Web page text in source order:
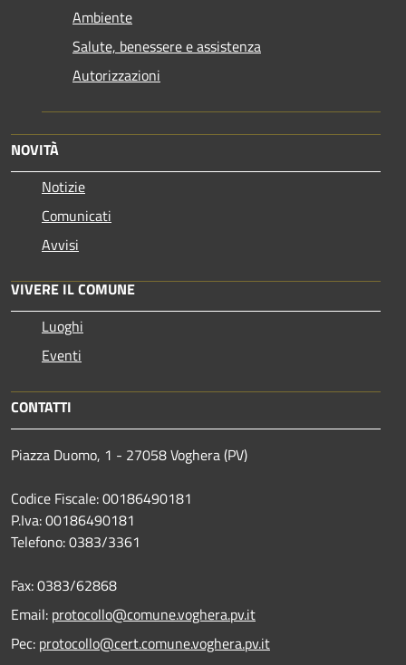
Ambiente
Salute, benessere e assistenza
Autorizzazioni
NOVITÀ
Notizie
Comunicati
Avvisi
VIVERE IL COMUNE
Luoghi
Eventi
CONTATTI
Piazza Duomo, 1 - 27058 Voghera (PV)
Codice Fiscale: 00186490181
P.Iva: 00186490181
Telefono:0383/3361
Fax:0383/62868
Email: protocollo@comune.voghera.pv.it
Pec: protocollo@cert.comune.voghera.pv.it